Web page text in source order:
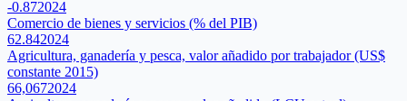
-0.872024
Comercio de bienes y servicios (% del PIB)
62.842024
Agricultura, ganadería y pesca, valor añadido por trabajador (US$
constante 2015)
66,0672024